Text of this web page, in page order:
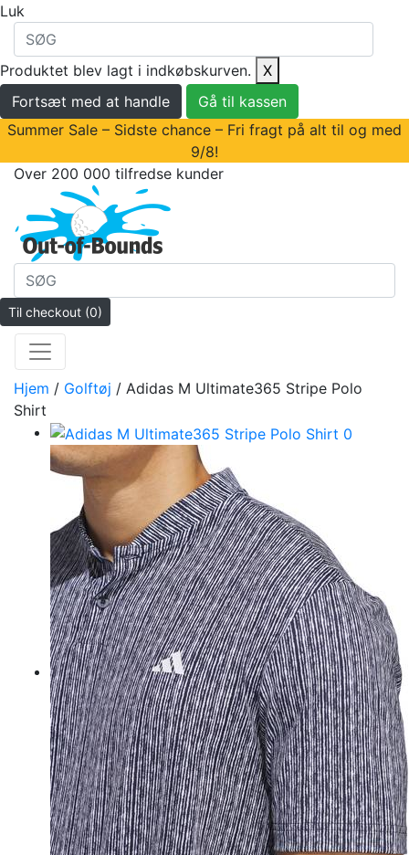
Luk
Produktet blev lagt i indkøbskurven.
X
Fortsæt med at handle
Gå til kassen
Summer Sale – Sidste chance – Fri fragt på alt til og med
9/8!
Over 200 000 tilfredse kunder
Til checkout (0)
Hjem / Golftøj / Adidas M Ultimate365 Stripe Polo
Shirt